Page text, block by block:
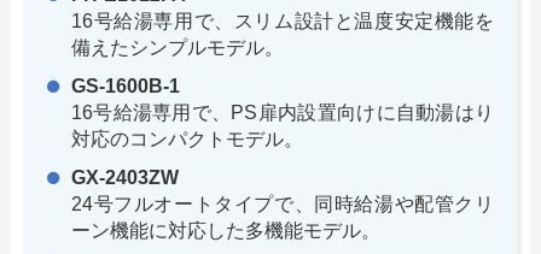
16号給湯専用で、スリム設計と温度安定機能を
備えたシンプルモデル。
GS-1600B-1
16号給湯専用で、PS扉内設置向けに自動湯はり
対応のコンパクトモデル。
GX-2403ZW
24号フルオートタイプで、同時給湯や配管クリ
ーン機能に対応した多機能モデル。